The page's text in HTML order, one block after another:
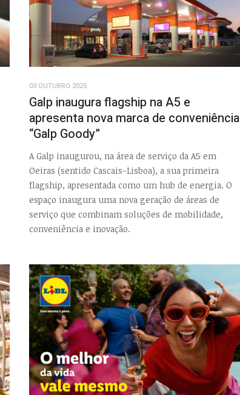
03 OUTUBRO 2025
Galp inaugura flagship na A5 e
apresenta nova marca de conveniência
“Galp Goody”
A Galp inaugurou, na área de serviço da A5 em
Oeiras (sentido Cascais-Lisboa), a sua primeira
flagship, apresentada como um hub de energia. O
espaço inaugura uma nova geração de áreas de
serviço que combinam soluções de mobilidade,
conveniência e inovação.